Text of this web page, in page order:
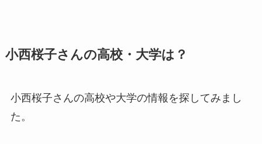
小西桜子さんの高校・大学は？
小西桜子さんの高校や大学の情報を探してみまし
た。